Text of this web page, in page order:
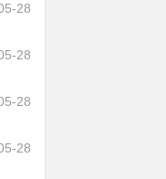
28
28
28
28